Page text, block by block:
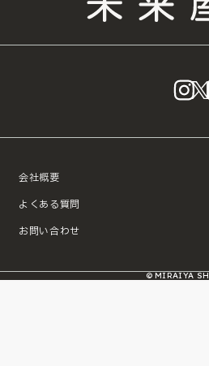
会社概要
よくある質問
お問い合わせ
© MIRAIYA